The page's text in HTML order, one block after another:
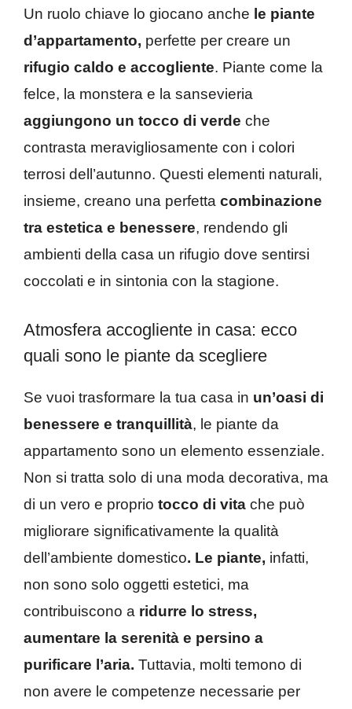
Un ruolo chiave lo giocano anche le piante
d’appartamento, perfette per creare un
rifugio caldo e accogliente. Piante come la
felce, la monstera e la sansevieria
aggiungono un tocco di verde che
contrasta meravigliosamente con i colori
terrosi dell’autunno. Questi elementi naturali,
insieme, creano una perfetta combinazione
tra estetica e benessere, rendendo gli
ambienti della casa un rifugio dove sentirsi
coccolati e in sintonia con la stagione.
Atmosfera accogliente in casa: ecco
quali sono le piante da scegliere
Se vuoi trasformare la tua casa in un’oasi di
benessere e tranquillità, le piante da
appartamento sono un elemento essenziale.
Non si tratta solo di una moda decorativa, ma
di un vero e proprio tocco di vita che può
migliorare significativamente la qualità
dell’ambiente domestico. Le piante, infatti,
non sono solo oggetti estetici, ma
contribuiscono a ridurre lo stress,
aumentare la serenità e persino a
purificare l’aria. Tuttavia, molti temono di
non avere le competenze necessarie per